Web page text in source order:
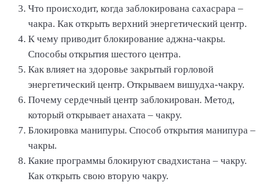
Что происходит, когда заблокирована сахасрара –
чакра. Как открыть верхний энергетический центр.
К чему приводит блокирование аджна-чакры.
Способы открытия шестого центра.
Как влияет на здоровье закрытый горловой
энергетический центр. Открываем вишудха-чакру.
Почему сердечный центр заблокирован. Метод,
который открывает анахата – чакру.
Блокировка манипуры. Способ открытия манипура –
чакры.
Какие программы блокируют свадхистана – чакру.
Как открыть свою вторую чакру.